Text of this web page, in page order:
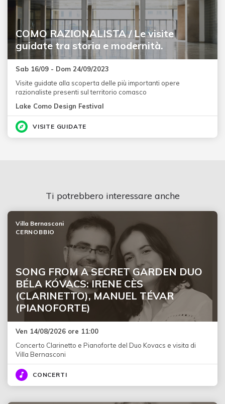
COMO RAZIONALISTA / Le visite
guidate tra storia e modernità.
Sab 16/09 - Dom 24/09/2023
Visite guidate alla scoperta delle più importanti opere
razionaliste presenti sul territorio comasco
Lake Como Design Festival
VISITE GUIDATE
Ti potrebbero interessare anche
SONG FROM A SECRET GARDEN DUO
BÉLA KÓVACS: IRENE CÈS
(CLARINETTO), MANUEL TÉVAR
(PIANOFORTE)
Villa Bernasconi
CERNOBBIO
Ven 14/08/2026 ore 11:00
Concerto Clarinetto e Pianoforte del Duo Kovacs e visita di
Villa Bernasconi
CONCERTI